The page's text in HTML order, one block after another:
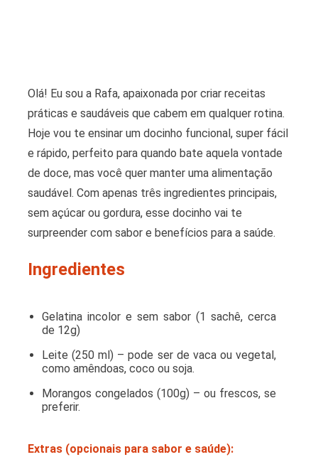
Olá! Eu sou a Rafa, apaixonada por criar receitas
práticas e saudáveis que cabem em qualquer rotina.
Hoje vou te ensinar um docinho funcional, super fácil
e rápido, perfeito para quando bate aquela vontade
de doce, mas você quer manter uma alimentação
saudável. Com apenas três ingredientes principais,
sem açúcar ou gordura, esse docinho vai te
surpreender com sabor e benefícios para a saúde.
Ingredientes
Gelatina incolor e sem sabor (1 sachê, cerca
de 12g)
Leite (250 ml) – pode ser de vaca ou vegetal,
como amêndoas, coco ou soja.
Morangos congelados (100g) – ou frescos, se
preferir.
Extras (opcionais para sabor e saúde):